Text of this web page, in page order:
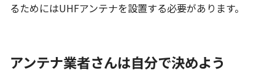
るためにはUHFアンテナを設置する必要があります。
アンテナ業者さんは自分で決めよう